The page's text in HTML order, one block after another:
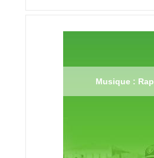
Musique : Rap